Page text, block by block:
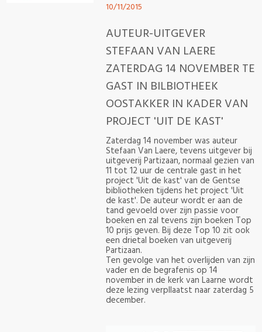
10/11/2015
AUTEUR-UITGEVER
STEFAAN VAN LAERE
ZATERDAG 14 NOVEMBER TE
GAST IN BILBIOTHEEK
OOSTAKKER IN KADER VAN
PROJECT 'UIT DE KAST'
Zaterdag 14 november was auteur
Stefaan Van Laere, tevens uitgever bij
uitgeverij Partizaan, normaal gezien van
11 tot 12 uur de centrale gast in het
project 'Uit de kast' van de Gentse
bibliotheken tijdens het project 'Uit
de kast'. De auteur wordt er aan de
tand gevoeld over zijn passie voor
boeken en zal tevens zijn boeken Top
10 prijs geven. Bij deze Top 10 zit ook
een drietal boeken van uitgeverij
Partizaan.
Ten gevolge van het overlijden van zijn
vader en de begrafenis op 14
november in de kerk van Laarne wordt
deze lezing verpllaatst naar zaterdag 5
december.